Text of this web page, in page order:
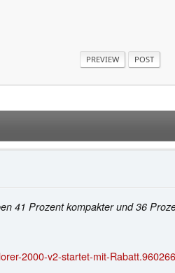
41 Prozent kompakter und 36
2000-v2-startet-mit-